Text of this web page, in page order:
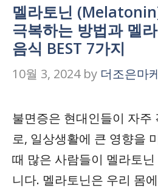
멜라토닌
극복하는 방법과 멜
음식 BEST 7가지
10월 3, 2024 by 더조은마
불면증은 현대인들이 자주
로, 일상생활에 큰 영향을
때 많은 사람들이 멜라토
니다. 멜라토닌은 우리 몸